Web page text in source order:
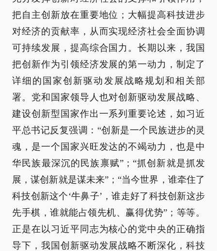
把自主创新放在重要地位；大幅提高科技进步
对经济的贡献率，从而实现经济社会全面协调
可持续发展，提高综合国力。长期以来，我国
把创新作为引领经济发展的第一动力，制定了
详细的国家创新驱动发展战略规划和相关部
署。党和国家领导人也对创新驱动发展战略、
建设创新型国家作出一系列重要论述，如习近
平总书记反复强调：“创新是一个民族进步的灵
魂，是一个国家兴旺发达的不竭动力，也是中
华民族最深沉的民族禀赋”；“抓创新就是抓发
展，谋创新就是谋未来”；“当今世界，谁牵住了
科技创新这个‘牛鼻子’，谁走好了科技创新这步
先手棋，谁就能占领先机、赢得优势”；等等。
正是在以习近平同志为核心的党中央的正确指
导下，我国创新驱动发展战略不断深化，科技